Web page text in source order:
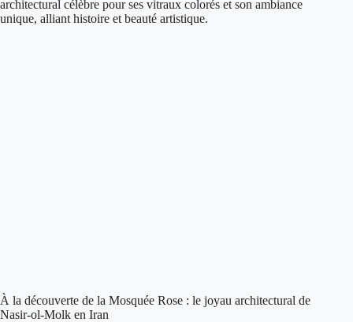
À la découverte de la Mosquée Rose : le joyau architectural de
Nasir-ol-Molk en Iran